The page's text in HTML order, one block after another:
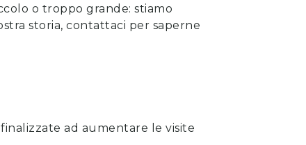
o troppo grande: stiamo
storia, contattaci per saperne
ad aumentare le visite